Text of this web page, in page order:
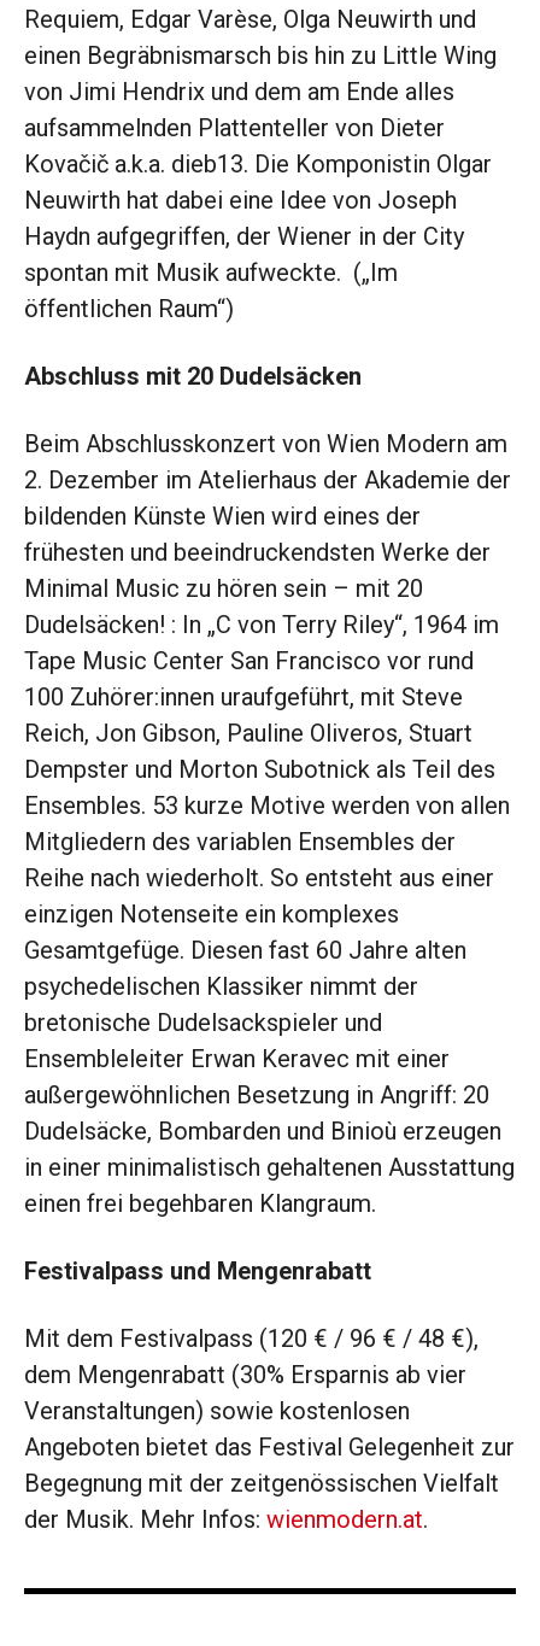
Requiem, Edgar Varèse, Olga Neuwirth und
einen Begräbnismarsch bis hin zu Little Wing
von Jimi Hendrix und dem am Ende alles
aufsammelnden Plattenteller von Dieter
Kovačič a.k.a. dieb13. Die Komponistin Olgar
Neuwirth hat dabei eine Idee von Joseph
Haydn aufgegriffen, der Wiener in der City
spontan mit Musik aufweckte. („Im
öffentlichen Raum“)
Abschluss mit 20 Dudelsäcken
Beim Abschlusskonzert von Wien Modern am
2. Dezember im Atelierhaus der Akademie der
bildenden Künste Wien wird eines der
frühesten und beeindruckendsten Werke der
Minimal Music zu hören sein – mit 20
Dudelsäcken! : In „C von Terry Riley“, 1964 im
Tape Music Center San Francisco vor rund
100 Zuhörer:innen uraufgeführt, mit Steve
Reich, Jon Gibson, Pauline Oliveros, Stuart
Dempster und Morton Subotnick als Teil des
Ensembles. 53 kurze Motive werden von allen
Mitgliedern des variablen Ensembles der
Reihe nach wiederholt. So entsteht aus einer
einzigen Notenseite ein komplexes
Gesamtgefüge. Diesen fast 60 Jahre alten
psychedelischen Klassiker nimmt der
bretonische Dudelsackspieler und
Ensembleleiter Erwan Keravec mit einer
außergewöhnlichen Besetzung in Angriff: 20
Dudelsäcke, Bombarden und Binioù erzeugen
in einer minimalistisch gehaltenen Ausstattung
einen frei begehbaren Klangraum.
Festivalpass und Mengenrabatt
Mit dem Festivalpass (120 € / 96 € / 48 €),
dem Mengenrabatt (30% Ersparnis ab vier
Veranstaltungen) sowie kostenlosen
Angeboten bietet das Festival Gelegenheit zur
Begegnung mit der zeitgenössischen Vielfalt
der Musik. Mehr Infos: wienmodern.at.